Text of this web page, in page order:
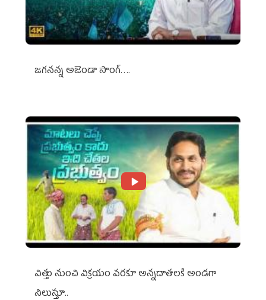
జగనన్న అజెండా సాంగ్….
విత్తు నుంచి విక్రయం వరకూ అన్నదాతలకి అండగా
నిలుస్తూ..